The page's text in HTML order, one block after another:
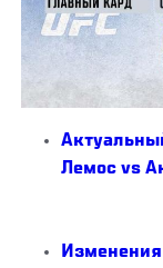
Лемос vs
Изменения